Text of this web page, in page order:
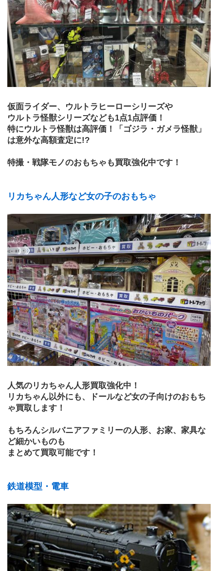
仮面ライダー、ウルトラヒーローシリーズや
ウルトラ怪獣シリーズなども1点1点評価！
特にウルトラ怪獣は高評価！「ゴジラ・ガメラ怪獣」
は意外な高額査定に!?
特撮・戦隊モノのおもちゃも買取強化中です！
リカちゃん人形など女の子のおもちゃ
人気のリカちゃん人形買取強化中！
リカちゃん以外にも、ドールなど女の子向けのおもち
ゃ買取します！
もちろんシルバニアファミリーの人形、お家、家具な
ど細かいものも
まとめて買取可能です！
鉄道模型・電車